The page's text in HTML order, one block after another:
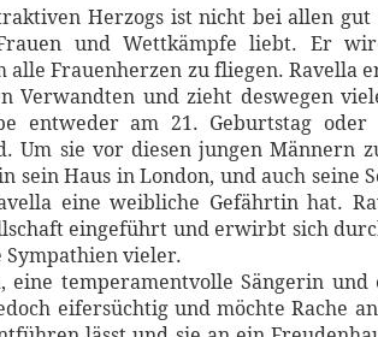
Herzogs ist nicht bei allen gut
und Wettkämpfe liebt. Er
alle Frauenherzen zu fliegen. Ravella
Verwandten und zieht deswegen
entweder am 21. Geburtstag
Um sie vor diesen jungen Männern
sein Haus in London, und auch seine
eine weibliche Gefährtin hat.
eingeführt und erwirbt sich
vieler.
eine temperamentvolle Sängerin und
eifersüchtig und möchte Rache